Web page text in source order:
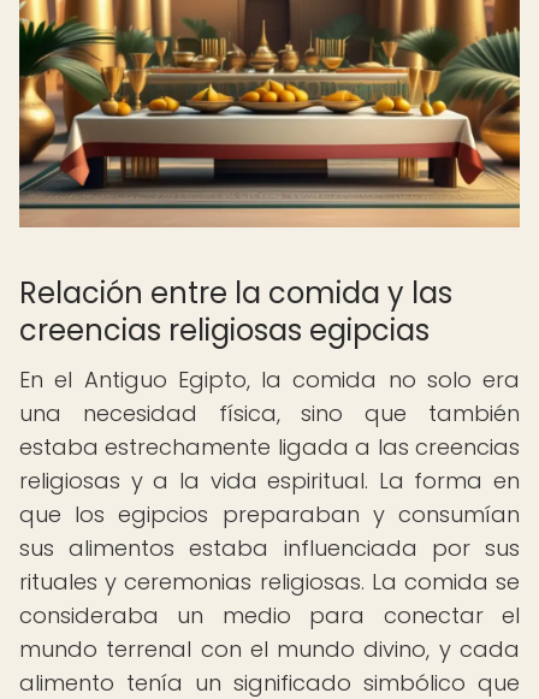
Relación entre la comida y las
creencias religiosas egipcias
En el Antiguo Egipto, la comida no solo era
una necesidad física, sino que también
estaba estrechamente ligada a las creencias
religiosas y a la vida espiritual. La forma en
que los egipcios preparaban y consumían
sus alimentos estaba influenciada por sus
rituales y ceremonias religiosas. La comida se
consideraba un medio para conectar el
mundo terrenal con el mundo divino, y cada
alimento tenía un significado simbólico que